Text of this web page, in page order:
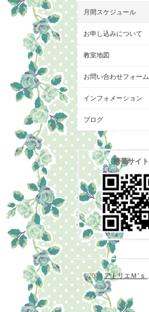
月間スケジュール
お申し込みについて
教室地図
お問い合わせフォーム
インフォメーション
ブログ
携帯サイト
©2026アトリエＭ’ｓ